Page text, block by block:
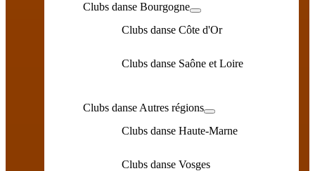
Clubs danse Bourgogne
Clubs danse Côte d'Or
Clubs danse Saône et Loire
Clubs danse Autres régions
Clubs danse Haute-Marne
Clubs danse Vosges